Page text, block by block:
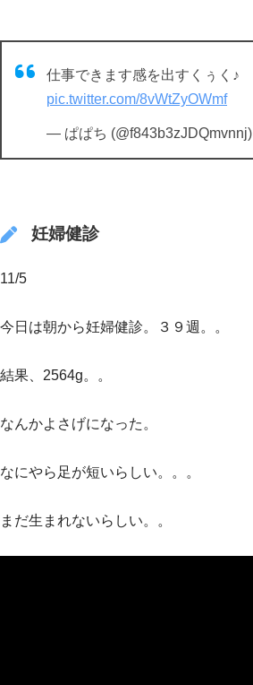
仕事できます感を出すくぅく♪
pic.twitter.com/8vWtZyOWmf
— ぱぱち (@f843b3zJDQmvnnj)
妊婦健診
11/5
今日は朝から妊婦健診。３９週。。
結果、2564g。。
なんかよさげになった。
なにやら足が短いらしい。。。
まだ生まれないらしい。。